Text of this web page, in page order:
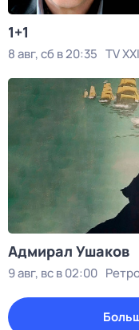
1+1
8 авг, сб в 20:35 TV XXI
Адмирал Ушаков
9 авг, вс в 02:00